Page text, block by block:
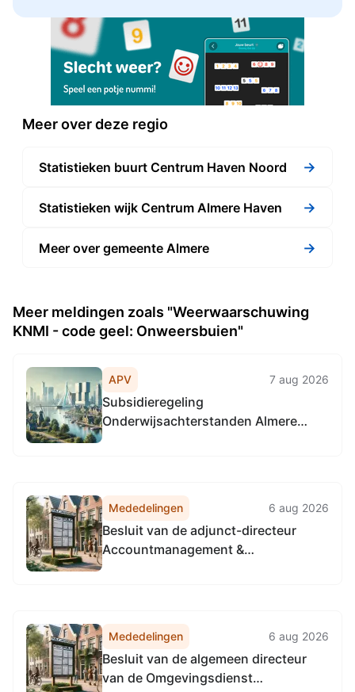
Meer over deze regio
Statistieken buurt Centrum Haven Noord →
Statistieken wijk Centrum Almere Haven →
Meer over gemeente Almere →
Meer meldingen zoals "Weerwaarschuwing
KNMI - code geel: Onweersbuien"
APV 7 aug 2026
Subsidieregeling
Onderwijsachterstanden Almere
Mededelingen 6 aug 2026
Besluit van de adjunct-directeur
Accountmanagement &
2026, tot het vaststellen van de
Vervangingsregeling directie
Accountmanagement &
Bedrijfsvoering Omgevingsdienst...
Mededelingen 6 aug 2026
Besluit van de algemeen directeur
van de Omgevingsdienst